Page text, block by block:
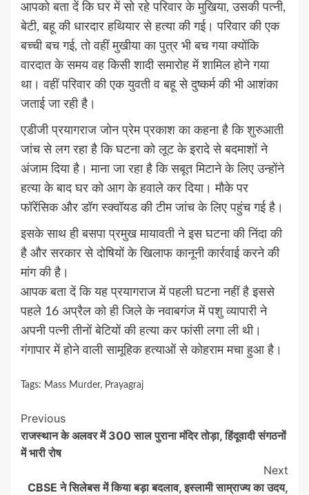
आपको बता दें कि घर में सो रहे परिवार के मुखिया, उसकी पत्नी,
बेटी, बहू की धारदार हथियार से हत्या की गई। परिवार की एक
बच्‍ची बच गई, तो वहीं मुखीया का पुत्र भी बच गया क्‍योंकि
वारदात के समय वह किसी शादी समारोह में शामिल होने गया
था। वहीं परिवार की एक युवती व बहू से दुष्कर्म की भी आशंका
जताई जा रही है।
एडीजी प्रयागराज जोन प्रेम प्रकाश का कहना है कि शुरुआती
जांच से लग रहा है कि घटना को लूट के इरादे से बदमाशों ने
अंजाम दिया है। माना जा रहा है कि सबूत मिटाने के लिए उन्होंने
हत्या के बाद घर को आग के हवाले कर दिया। मौके पर
फॉरेंसिक और डॉग स्क्वॉयड की टीम जांच के लिए पहुंच गई है।
इसके साथ ही बसपा प्रमुख मायावती ने इस घटना की निंदा की
है और सरकार से दोषियों के खिलाफ कानूनी कार्रवाई करने की
मांग की है।
आपक बता दें कि यह प्रयागराज में पहली घटना नहीं है इससे
पहले 16 अप्रैल को ही जिले के नवाबगंज में पशु व्यापारी ने
अपनी पत्नी तीनों बेटियों की हत्या कर फांसी लगा ली थी।
गंगापार में होने वाली सामूहिक हत्याओं से कोहराम मचा हुआ है।
Tags: Mass Murder, Prayagraj
Continue
Reading
Previous
राजस्थान के अलवर में 300 साल पुराना मंदिर तोड़ा, हिंदूवादी संगठनों
में भारी रोष
Next
CBSE ने सिलेबस में किया बड़ा बदलाव, इस्लामी साम्राज्य का उदय,